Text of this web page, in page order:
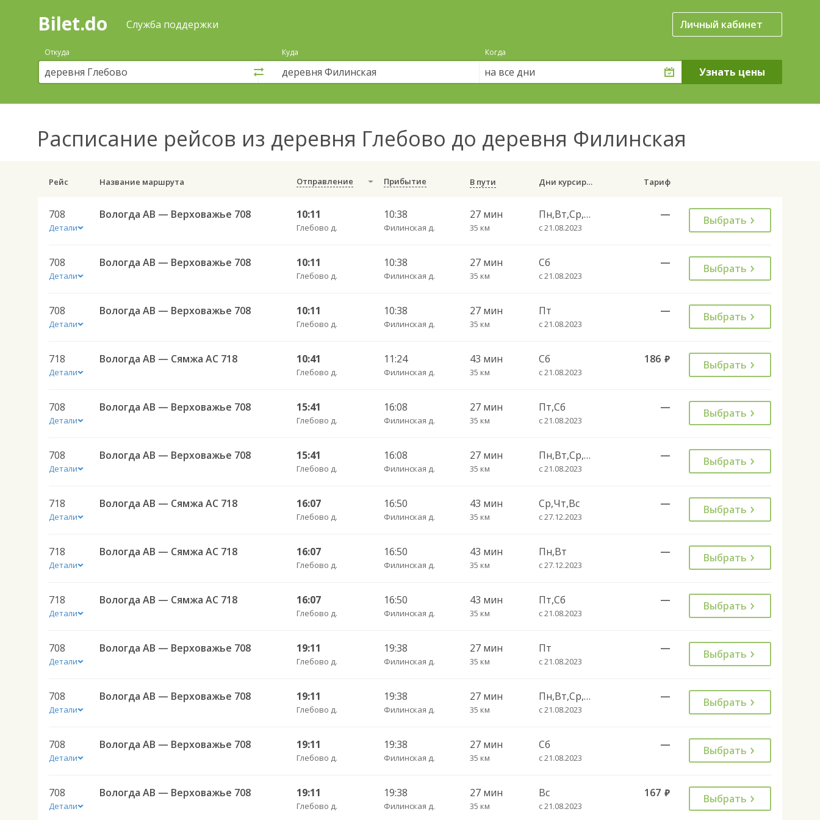
Поиск
покупка
билетов
автобус
онлайн
Bilet.do Служба поддержки Личный кабинет
Откуда Куда Когда
на все дни
Расписание рейсов из деревня Глебово до деревня Филинская
Рейс Название маршрута Отправление Прибытие В пути Дни курсирования Тариф
708
Детали
Вологда АВ — Верховажье 708 10:11
Глебово д.
10:38
Филинская д.
27 мин
35 км
Пн,Вт,Ср,Чт,Вс
с 21.08.2023
— Выбрать
708
Детали
Вологда АВ — Верховажье 708 10:11
Глебово д.
10:38
Филинская д.
27 мин
35 км
Сб
с 21.08.2023
— Выбрать
708
Детали
Вологда АВ — Верховажье 708 10:11
Глебово д.
10:38
Филинская д.
27 мин
35 км
Пт
с 21.08.2023
— Выбрать
718
Детали
Вологда АВ — Сямжа АС 718 10:41
Глебово д.
11:24
Филинская д.
43 мин
35 км
Сб
с 21.08.2023
186 руб. Выбрать
708
Детали
Вологда АВ — Верховажье 708 15:41
Глебово д.
16:08
Филинская д.
27 мин
35 км
Пт,Сб
с 21.08.2023
— Выбрать
708
Детали
Вологда АВ — Верховажье 708 15:41
Глебово д.
16:08
Филинская д.
27 мин
35 км
Пн,Вт,Ср,Чт,Вс
с 21.08.2023
— Выбрать
718
Детали
Вологда АВ — Сямжа АС 718 16:07
Глебово д.
16:50
Филинская д.
43 мин
35 км
Ср,Чт,Вс
с 27.12.2023
— Выбрать
718
Детали
Вологда АВ — Сямжа АС 718 16:07
Глебово д.
16:50
Филинская д.
43 мин
35 км
Пн,Вт
с 27.12.2023
— Выбрать
718
Детали
Вологда АВ — Сямжа АС 718 16:07
Глебово д.
16:50
Филинская д.
43 мин
35 км
Пт,Сб
с 21.08.2023
— Выбрать
708
Детали
Вологда АВ — Верховажье 708 19:11
Глебово д.
19:38
Филинская д.
27 мин
35 км
Пт
с 21.08.2023
— Выбрать
708
Детали
Вологда АВ — Верховажье 708 19:11
Глебово д.
19:38
Филинская д.
27 мин
35 км
Пн,Вт,Ср,Чт
с 21.08.2023
— Выбрать
708
Детали
Вологда АВ — Верховажье 708 19:11
Глебово д.
19:38
Филинская д.
27 мин
35 км
Сб
с 21.08.2023
— Выбрать
708
Детали
Вологда АВ — Верховажье 708 19:11
Глебово д.
19:38
Филинская д.
27 мин
35 км
Вс
с 21.08.2023
167 руб. Выбрать